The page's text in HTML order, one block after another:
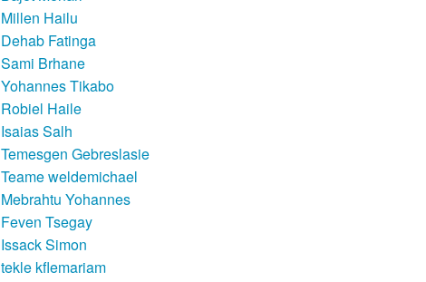
Millen Hailu
Dehab Fatinga
Sami Brhane
Yohannes Tikabo
Robiel Haile
Isaias Salh
Temesgen Gebreslasie
Teame weldemichael
Mebrahtu Yohannes
Feven Tsegay
Issack Simon
tekle kflemariam